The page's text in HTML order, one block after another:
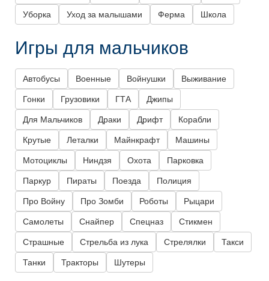
Уборка Уход за малышами Ферма Школа
Игры для мальчиков
Автобусы Военные Войнушки Выживание
Гонки Грузовики ГТА Джипы
Для Мальчиков Драки Дрифт Корабли
Крутые Леталки Майнкрафт Машины
Мотоциклы Ниндзя Охота Парковка
Паркур Пираты Поезда Полиция
Про Войну Про Зомби Роботы Рыцари
Самолеты Снайпер Спецназ Стикмен
Страшные Стрельба из лука Стрелялки Такси
Танки Тракторы Шутеры